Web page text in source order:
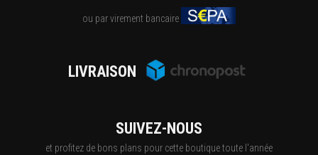
ou par virement bancaire
LIVRAISON
SUIVEZ-NOUS
et profitez de bons plans pour cette boutique toute l'année